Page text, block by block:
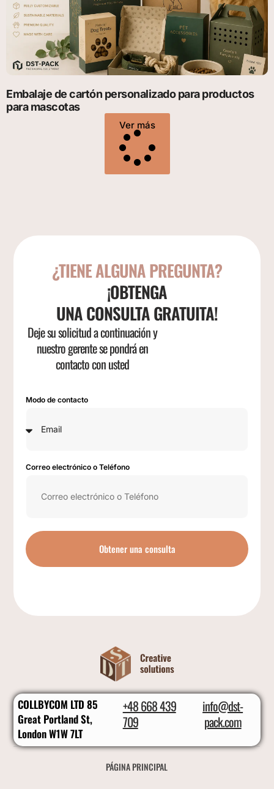
Embalaje de cartón personalizado para productos
para mascotas
Ver más
¿TIENE ALGUNA PREGUNTA?
¡OBTENGA
UNA CONSULTA GRATUITA!
Deje su solicitud a continuación y
nuestro gerente se pondrá en
contacto con usted
Modo de contacto
Correo electrónico o Teléfono
Obtener una consulta
COLLBYCOM LTD 85
Great Portland St,
London W1W 7LT
+48 668 439
709
info@dst-
pack.com
PÁGINA PRINCIPAL